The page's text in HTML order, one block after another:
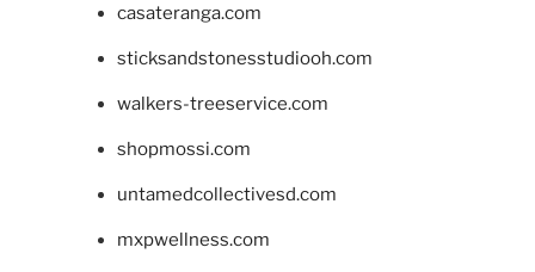
casateranga.com
sticksandstonesstudiooh.com
walkers-treeservice.com
shopmossi.com
untamedcollectivesd.com
mxpwellness.com